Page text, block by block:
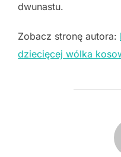
dwunastu.
Zobacz stronę autora:
dziecięcej wólka